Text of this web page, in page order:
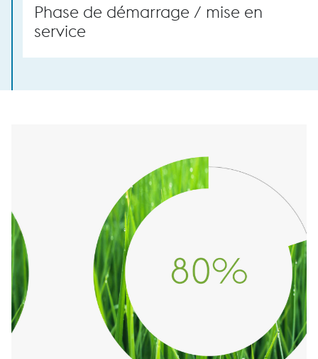
Phase de démarrage / mise en
service